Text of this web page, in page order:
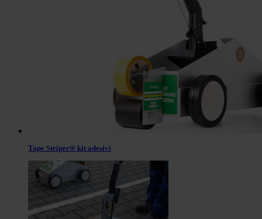
Tape Striper® kit adesivi